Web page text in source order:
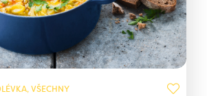
VŠECHNY